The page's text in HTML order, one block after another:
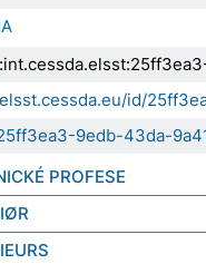
id/
9edb-43da-
PROFESE